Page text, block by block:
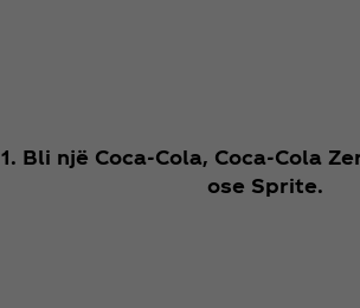
1. Bli një Coca‑Cola, Coca‑Cola
ose Sprite.